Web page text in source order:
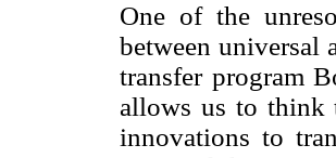
One of the
between universal
transfer program
allows us to think
innovations to